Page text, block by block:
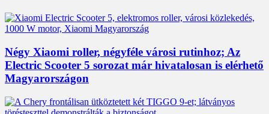
Négy Xiaomi roller, négyféle városi rutinhoz; Az
Electric Scooter 5 sorozat már hivatalosan is elérhető
Magyarországon